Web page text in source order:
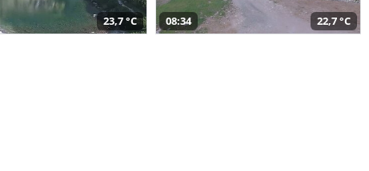
23,7 °C 08:34 22,7 °C